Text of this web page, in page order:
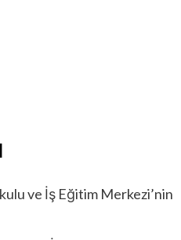
ve İş Eğitim Merkezi’nin